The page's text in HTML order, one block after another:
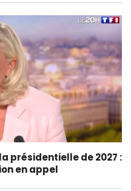
présidentielle de 2027 :
en appel